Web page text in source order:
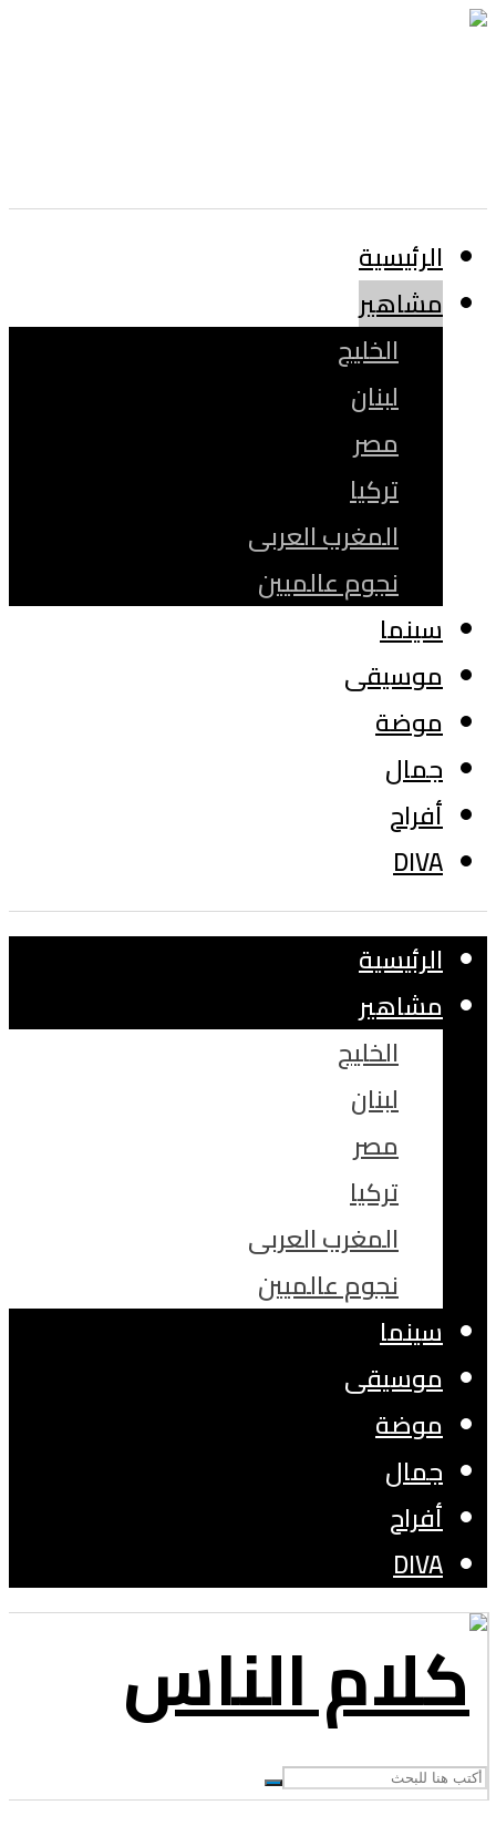
الرئيسية
مشاهير
الخليج
لبنان
مصر
تركيا
المغرب العربى
نجوم عالميين
سينما
موسيقى
موضة
جمال
أفراح
DIVA
الرئيسية
مشاهير
الخليج
لبنان
مصر
تركيا
المغرب العربى
نجوم عالميين
سينما
موسيقى
موضة
جمال
أفراح
DIVA